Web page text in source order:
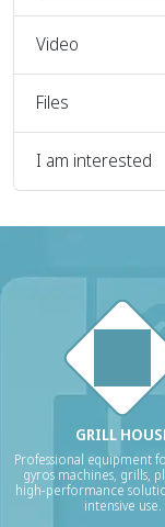
Video
Files
I am interested
GRILL
Professional equipment
gyros machines, grills,
high-performance
intensive use.